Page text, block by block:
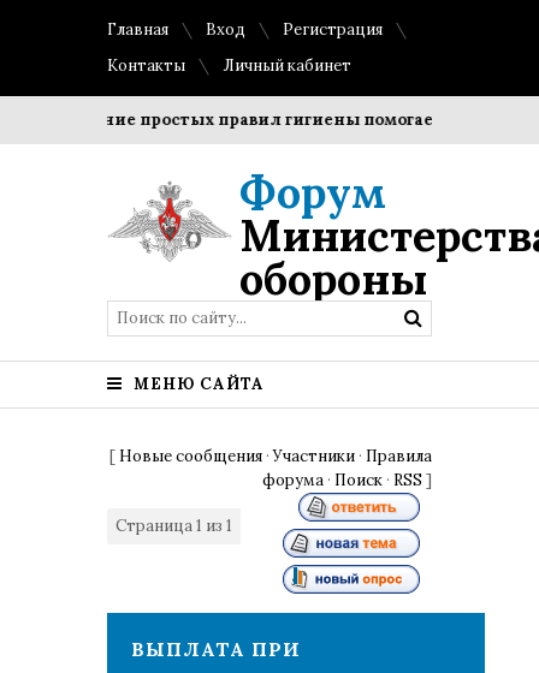
Главная Вход
Регистрация
Контакты
Личный кабинет
Соблюдение простых правил гигиены помогает
Форум
обороны
МЕНЮ САЙТА
[ Новые сообщения ·Участники · Правила
форума · Поиск · RSS ]
Страница1 из 1
ВЫПЛАТА ПРИ